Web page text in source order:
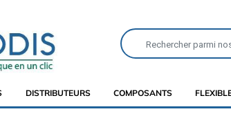
DISTRIBUTEURS COMPOSANTS